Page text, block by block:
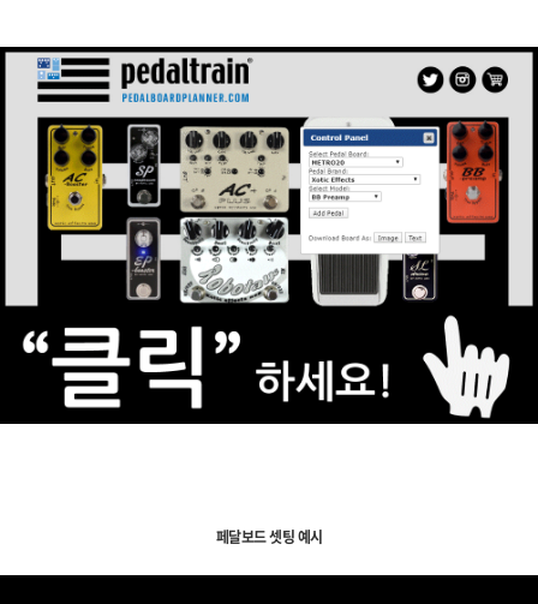
페달보드 셋팅 예시